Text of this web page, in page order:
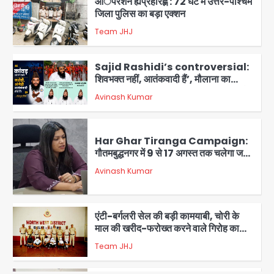
4
जिला पुलिस का बड़ा एक्शन
Team JHJ
5
Sajid Rashidi’s controversial:
शिवभक्त नहीं, आतंकवादी हैं’, मौलाना का
कांवड़ियों पर विवादित बयान, BJP विधायक ने
कराई FIR, NSA की मांग
Avinash Kumar
1
Har Ghar Tiranga Campaign:
गौतमबुद्धनगर में 9 से 17 अगस्त तक चलेगा जन-
जागरूकता महाअभियान, डीएम ने की समीक्षा
बैठक
Avinash Kumar
2
एंटी-बर्गलरी सेल की बड़ी कामयाबी, चोरी के
माल की खरीद-फरोख्त करने वाले गिरोह का
भंडाफोड़
Team JHJ